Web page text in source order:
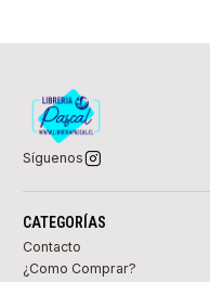
Síguenos
CATEGORÍAS
Contacto
¿Como Comprar?